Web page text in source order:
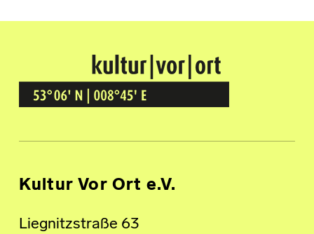
Kultur Vor Ort
BREMEN GRÖPELINGEN
Kultur Vor Ort e.V.
Liegnitzstraße 63